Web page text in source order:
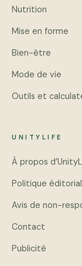
Nutrition
Mise en forme
Bien-être
Mode de vie
Outils et
UNITYLIFE
À propos
Politique
Avis de non-
Contact
Publicité